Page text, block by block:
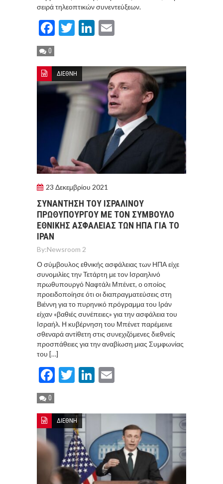
σειρά τηλεοπτικών συνεντεύξεων.
Facebook
TwitterLinkedIn
0
ΔΙΕΘΝΗ
23 Δεκεμβρίου 2021
ΣΥΝΑΝΤΗΣΗ ΤΟΥ ΙΣΡΑΛΙΝΟΥ
ΠΡΩΘΥΠΟΥΡΓΟΥ ΜΕ ΤΟΝ ΣΥΜΒΟΥΛΟ
ΕΘΝΙΚΗΣ ΑΣΦΑΛΕΙΑΣ ΤΩΝ ΗΠΑ ΓΙΑ ΤΟ
ΙΡΑΝ
By:Newsroom 2
Ο σύμβουλος εθνικής ασφάλειας των ΗΠΑ είχε
συνομιλίες την Τετάρτη με τον Ισραηλινό
πρωθυπουργό Ναφτάλι Μπένετ, ο οποίος
προειδοποίησε ότι οι διαπραγματεύσεις στη
Βιέννη για το πυρηνικό πρόγραμμα του Ιράν
είχαν «βαθιές συνέπειες» για την ασφάλεια του
Ισραήλ. Η κυβέρνηση του Μπένετ παρέμεινε
σθεναρά αντίθετη στις συνεχιζόμενες διεθνείς
προσπάθειες για την αναβίωση μιας Συμφωνίας
του […]
Facebook
TwitterLinkedIn
0
ΔΙΕΘΝΗ